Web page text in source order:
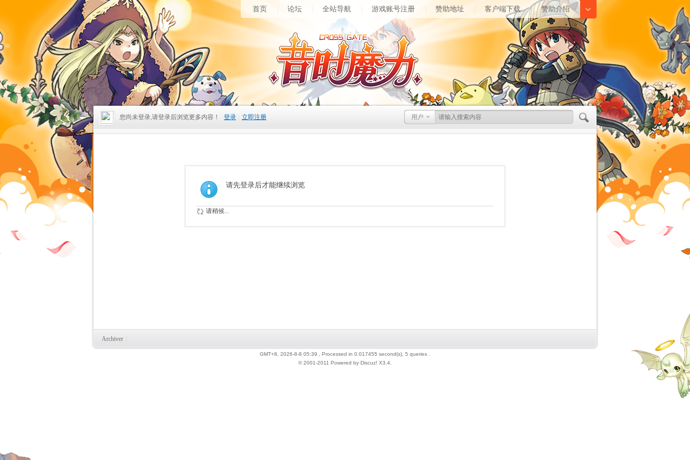
首页 论坛 全站导航 游戏账号注册 赞助地址 客户端下载 赞助介绍
用户
您尚未登录,请登录后浏览更多内容！ 登录 立即注册
请先登录后才能继续浏览
请稍候...
Archiver
GMT+8, 2026-8-8 05:39
, Processed in 0.017455 second(s), 5 queries .
© 2001-2011 Powered by Discuz! X3.4